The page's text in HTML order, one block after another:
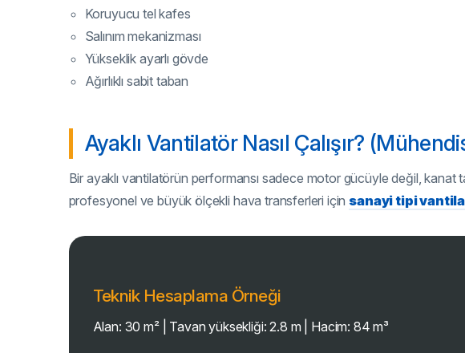
Koruyucu tel kafes
Salınım mekanizması
Yükseklik ayarlı gövde
Ağırlıklı sabit taban
Ayaklı Vantilatör Nasıl Çalışır?
Bir ayaklı vantilatörün performansı sadece motor gücüyle değil, kanat
profesyonel ve büyük ölçekli hava transferleri için sanayi tipi
Teknik Hesaplama Örneği
Alan: 30 m² | Tavan yüksekliği: 2.8 m | Hacim: 84 m³